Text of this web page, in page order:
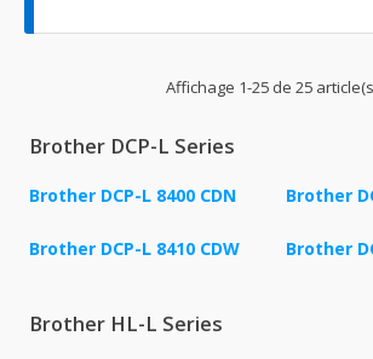
Affichage 1-25 de 25
Brother DCP-L Series
Brother DCP-L 8400 CDN Brother
Brother DCP-L 8410 CDW Brother
Brother HL-L Series